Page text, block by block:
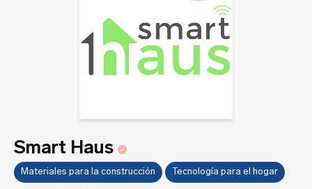
Smart Haus
Materiales para la construcción Tecnología para el hogar
Tu Correo
Correo Electrónico (requerido)
Sobre tu negocio